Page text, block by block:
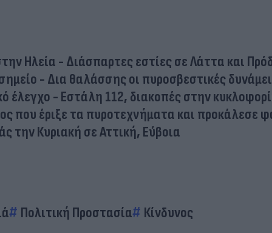
Ηλεία - Διάσπαρτες εστίες σε Λάττα και
- Δια θαλάσσης οι πυροσβεστικές
έλεγχο - Εστάλη 112, διακοπές στην
που έριξε τα πυροτεχνήματα και προκάλεσε
την Κυριακή σε Αττική, Εύβοια
Πολιτική Προστασία Κίνδυνος